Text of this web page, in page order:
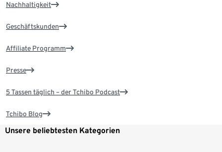
Nachhaltigkeit
Geschäftskunden
Affiliate Programm
Presse
5 Tassen täglich – der Tchibo Podcast
Tchibo Blog
Unsere beliebtesten Kategorien